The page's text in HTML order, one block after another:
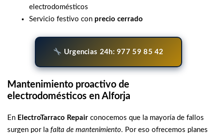
electrodomésticos
Servicio festivo con precio cerrado
Urgencias 24h: 977 59 85 42
Mantenimiento proactivo de
electrodomésticos en Alforja
En ElectroTarraco Repair conocemos que la mayoría de fallos
surgen por la falta de mantenimiento. Por eso ofrecemos planes